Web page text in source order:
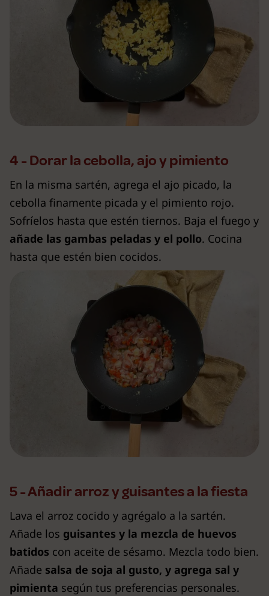
4 - Dorar la cebolla, ajo y pimiento
En la misma sartén, agrega el ajo picado, la
cebolla finamente picada y el pimiento rojo.
Sofríelos hasta que estén tiernos. Baja el fuego y
añade las gambas peladas y el pollo. Cocina
hasta que estén bien cocidos.
5 - Añadir arroz y guisantes a la fiesta
Lava el arroz cocido y agrégalo a la sartén.
Añade los guisantes y la mezcla de huevos
batidos con aceite de sésamo. Mezcla todo bien.
Añade salsa de soja al gusto, y agrega sal y
pimienta según tus preferencias personales.